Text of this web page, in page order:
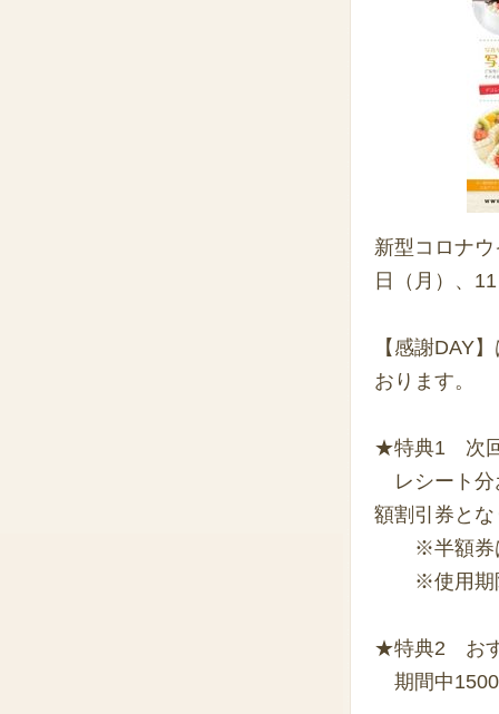
新型コロナ
日（月）、
【感謝DAY
おります。
★特典1 次回
レシート分
額割引券と
※半額券は
※使用期限
★特典2 おす
期間中1500